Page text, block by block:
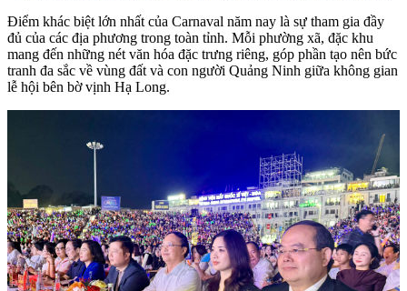
Điểm khác biệt lớn nhất của Carnaval năm nay là sự tham gia đầy
đủ của các địa phương trong toàn tỉnh. Mỗi phường xã, đặc khu
mang đến những nét văn hóa đặc trưng riêng, góp phần tạo nên bức
tranh đa sắc về vùng đất và con người Quảng Ninh giữa không gian
lễ hội bên bờ vịnh Hạ Long.